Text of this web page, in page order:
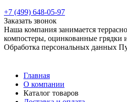
+7 (499) 648-05-97
Заказать звонок
Наша компания занимается
компостеры, оцинкованные
Обработка персональных данных
Главная
О компании
Каталог товаров